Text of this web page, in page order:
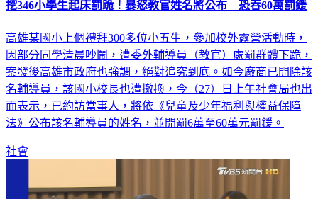
挖346小學生起床罰跪！暴怒教官姓名將公布 恐吞60萬罰鍰
高雄某國小上個禮拜300多位小五生，參加校外露營活動時，
因部分同學清晨吵鬧，遭委外輔導員（教官）處罰群體下跪，
案發後高雄市政府也強調，絕對追究到底。如今廠商已開除該
名輔導員，該國小校長也遭撤換，今（27）日上午社會局也出
面表示，已約訪當事人，將依《兒童及少年福利與權益保障
法》公布該名輔導員的姓名，並開罰6萬至60萬元罰鍰。
社會